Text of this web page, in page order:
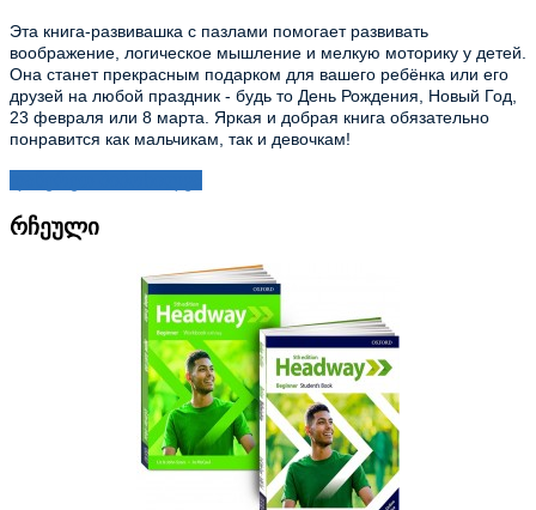
Эта книга-развивашка с пазлами помогает развивать
воображение, логическое мышление и мелкую моторику у детей.
Она станет прекрасным подарком для вашего ребёнка или его
друзей на любой праздник - будь то День Рождения, Новый Год,
23 февраля или 8 марта. Яркая и добрая книга обязательно
понравится как мальчикам, так и девочкам!
რჩეული